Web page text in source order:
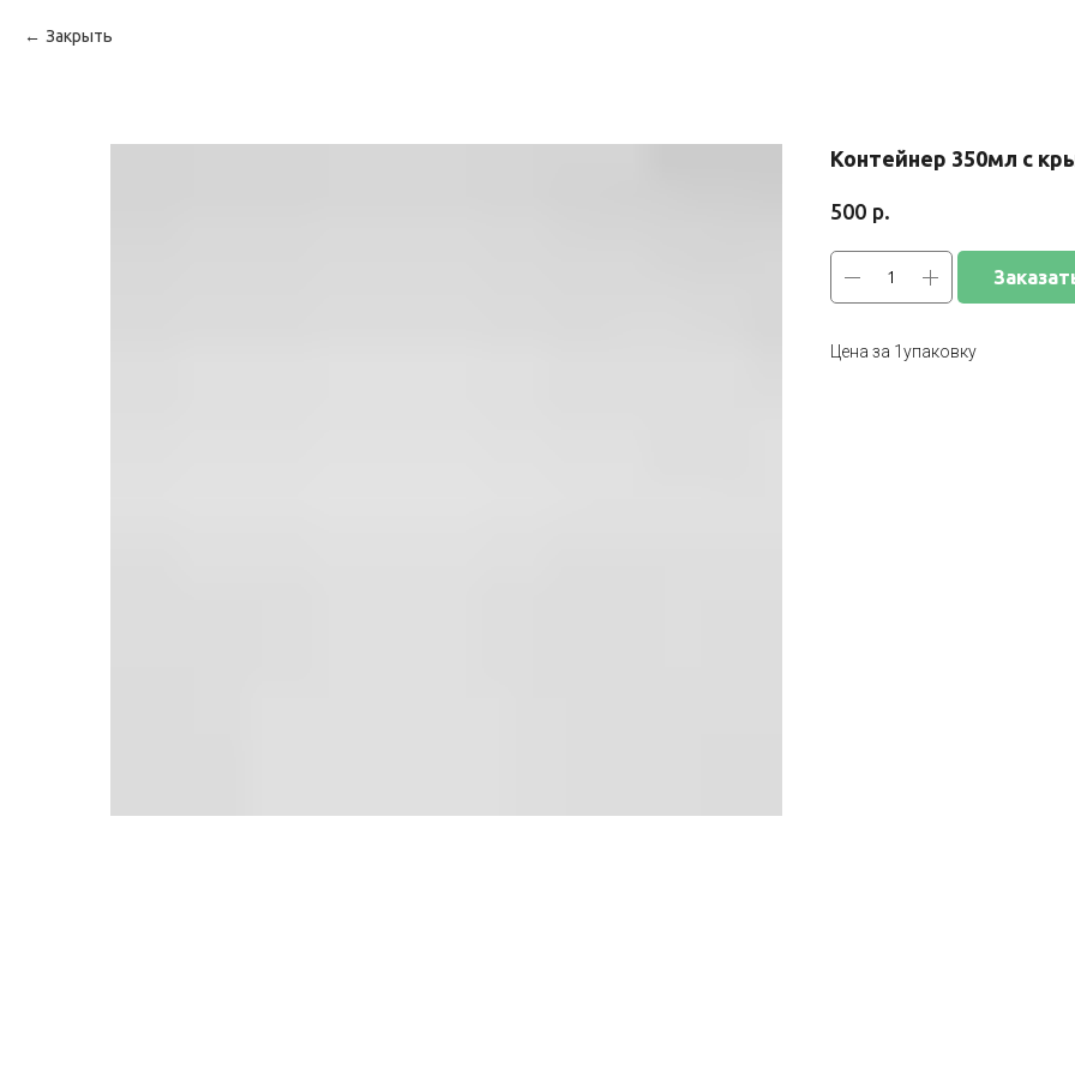
Закрыть
Контейнер 350мл с
500 р.
Цена за 1упаковку